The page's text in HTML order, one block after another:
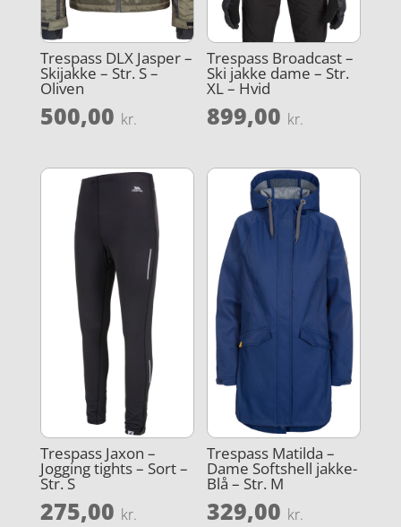
Trespass DLX Jasper –
Skijakke – Str. S –
Oliven
500,00 kr.
Trespass Broadcast –
Ski jakke dame – Str.
XL – Hvid
899,00 kr.
Trespass Jaxon –
Jogging tights – Sort –
Str. S
275,00 kr.
Trespass Matilda –
Dame Softshell jakke-
Blå – Str. M
329,00 kr.